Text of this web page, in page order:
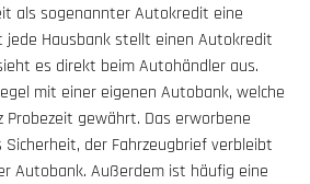
als sogenannter Autokredit eine
jede Hausbank stellt einen Autokredit
es direkt beim Autohändler aus.
mit einer eigenen Autobank, welche
gewährt. Das erworbene
der Fahrzeugbrief verbleibt
Autobank. Außerdem ist häufig eine